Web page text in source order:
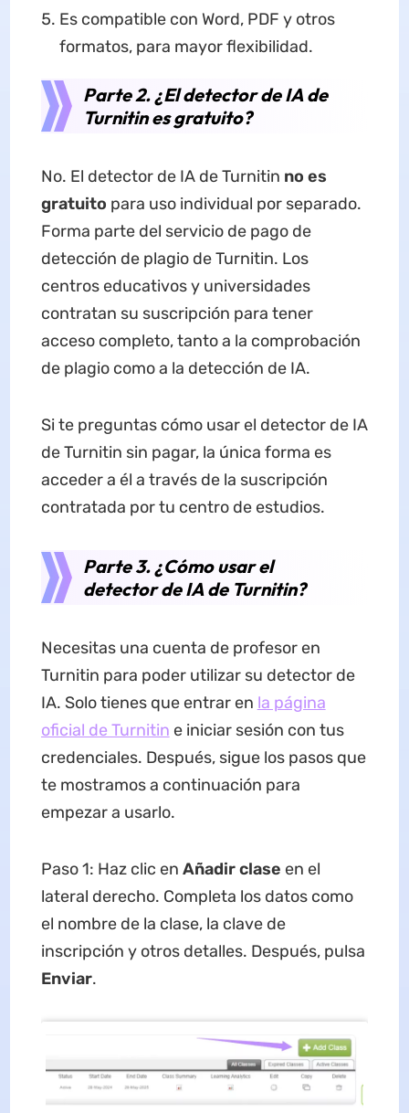
Es compatible con Word, PDF y otros
formatos, para mayor flexibilidad.
Parte 2. ¿El detector de IA de
Turnitin es gratuito?
No. El detector de IA de Turnitin no es
gratuito para uso individual por separado.
Forma parte del servicio de pago de
detección de plagio de Turnitin. Los
centros educativos y universidades
contratan su suscripción para tener
acceso completo, tanto a la comprobación
de plagio como a la detección de IA.
Si te preguntas cómo usar el detector de IA
de Turnitin sin pagar, la única forma es
acceder a él a través de la suscripción
contratada por tu centro de estudios.
Parte 3. ¿Cómo usar el
detector de IA de Turnitin?
Necesitas una cuenta de profesor en
Turnitin para poder utilizar su detector de
IA. Solo tienes que entrar en la página
oficial de Turnitin e iniciar sesión con tus
credenciales. Después, sigue los pasos que
te mostramos a continuación para
empezar a usarlo.
Paso 1: Haz clic en Añadir clase en el
lateral derecho. Completa los datos como
el nombre de la clase, la clave de
inscripción y otros detalles. Después, pulsa
Enviar.